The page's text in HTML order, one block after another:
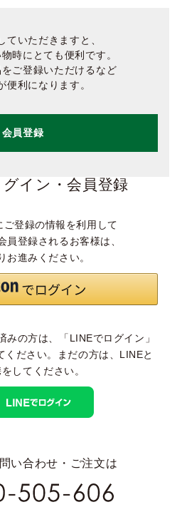
ていただきますと、
時にとても便利です。
ご登録いただけるなど
便利になります。
会員登録
イン・会員登録
登録の情報を利用して
員登録されるお客様は、
お進みください。
みの方は、「LINEでログイン」
ださい。まだの方は、 LINEと
をしてください。
い合わせ・ご注文は